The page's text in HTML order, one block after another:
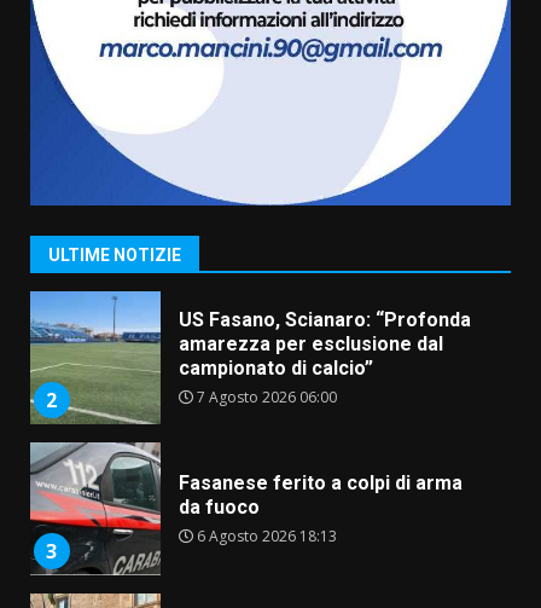
ULTIME NOTIZIE
La magia del Minareto e la prima
assoluta de “L’Albergo
Belvedere. Il rapimento”
6 Agosto 2026 06:15
1
“I Contestatori: Musica di
Rivoluzione”: nuovo
appuntamento con “Fasano in
2
US Fasano, Scianaro: “Profonda
amarezza per esclusione dal
campionato di calcio”
7 Agosto 2026 06:00
3
Fasanese ferito a colpi di arma
da fuoco
6 Agosto 2026 18:13